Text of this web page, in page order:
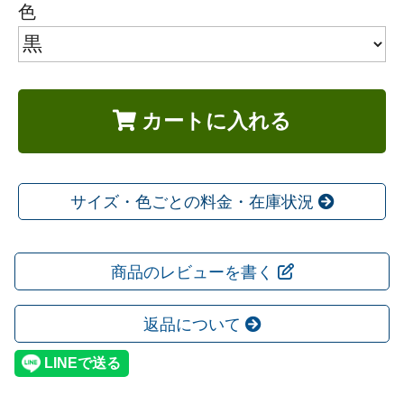
色
カートに入れる
サイズ・色ごとの料金・在庫状況
商品のレビューを書く
返品について